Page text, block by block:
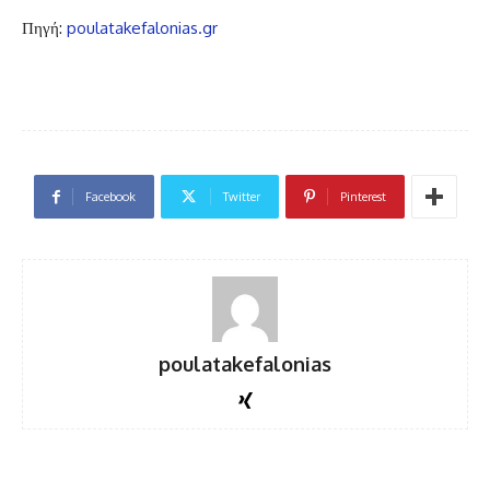
Πηγή: poulatakefalonias.gr
Facebook Twitter Pinterest
poulatakefalonias